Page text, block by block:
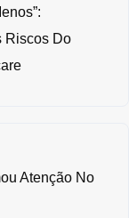
Riscos Do
Atenção No